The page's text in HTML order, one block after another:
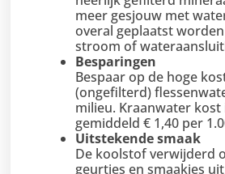
meer gesjouw met
overal geplaatst
stroom of
Besparingen
Bespaar op de hoge
(ongefilterd)
milieu. Kraanwater
gemiddeld € 1,40 per
Uitstekende smaak
De koolstof verwijderd
geurtjes en smaakjes